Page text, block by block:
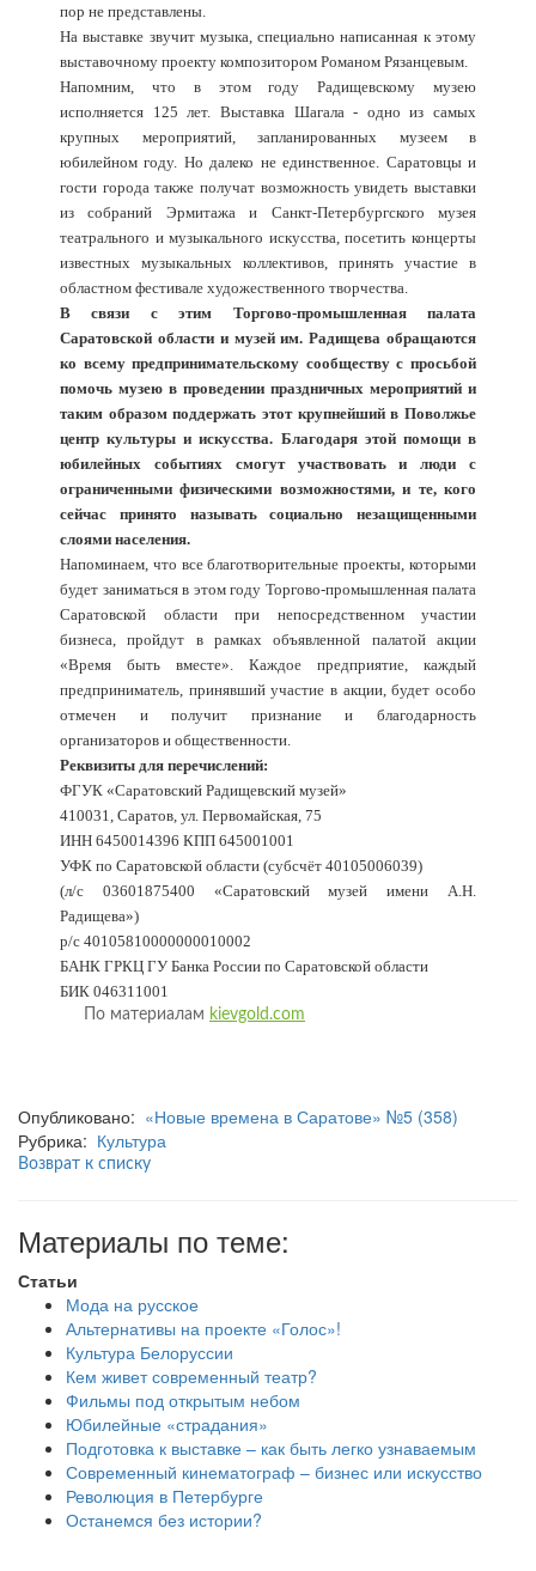
пор не представлены.
На выставке звучит музыка, специально написанная к этому
выставочному проекту композитором Романом Рязанцевым.
Напомним, что в этом году Радищевскому музею
исполняется 125 лет. Выставка Шагала - одно из самых
крупных мероприятий, запланированных музеем в
юбилейном году. Но далеко не единственное. Саратовцы и
гости города также получат возможность увидеть выставки
из собраний Эрмитажа и Санкт-Петербургского музея
театрального и музыкального искусства, посетить концерты
известных музыкальных коллективов, принять участие в
областном фестивале художественного творчества.
В связи с этим Торгово-промышленная палата
Саратовской области и музей им. Радищева обращаются
ко всему предпринимательскому сообществу с просьбой
помочь музею в проведении праздничных мероприятий и
таким образом поддержать этот крупнейший в Поволжье
центр культуры и искусства. Благодаря этой помощи в
юбилейных событиях смогут участвовать и люди с
ограниченными физическими возможностями, и те, кого
сейчас принято называть социально незащищенными
слоями населения.
Напоминаем, что все благотворительные проекты, которыми
будет заниматься в этом году Торгово-промышленная палата
Саратовской области при непосредственном участии
бизнеса, пройдут в рамках объявленной палатой акции
«Время быть вместе». Каждое предприятие, каждый
предприниматель, принявший участие в акции, будет особо
отмечен и получит признание и благодарность
организаторов и общественности.
Реквизиты для перечислений:
ФГУК «Саратовский Радищевский музей»
410031, Саратов, ул. Первомайская, 75
ИНН 6450014396 КПП 645001001
УФК по Саратовской области (субсчёт 40105006039)
(л/с 03601875400 «Саратовский музей имени А.Н.
Радищева»)
р/с 40105810000000010002
БАНК ГРКЦ ГУ Банка России по Саратовской области
БИК 046311001
По материалам kievgold.com
Опубликовано: «Новые времена в Саратове» №5 (358)
Рубрика: Культура
Возврат к списку
Материалы по теме:
Статьи
Мода на русское
Альтернативы на проекте «Голос»!
Культура Белоруссии
Кем живет современный театр?
Фильмы под открытым небом
Юбилейные «страдания»
Подготовка к выставке – как быть легко узнаваемым
Современный кинематограф – бизнес или искусство
Революция в Петербурге
Останемся без истории?